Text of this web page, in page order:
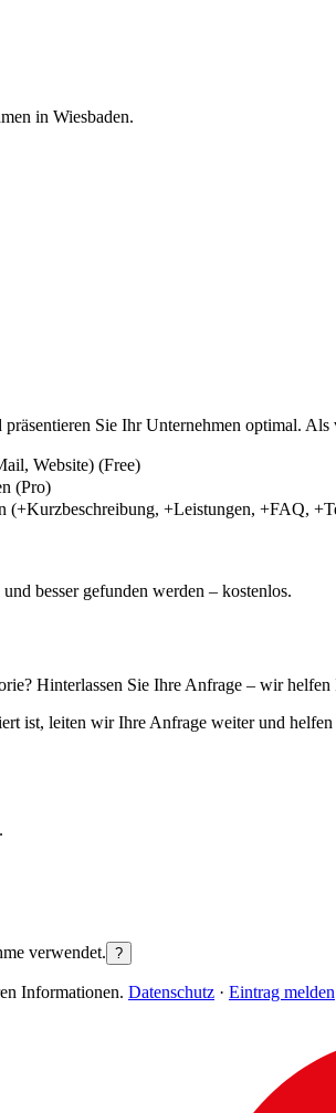
in Wiesbaden.
Sie Ihr Unternehmen optimal.
Website) (Free)
(Pro)
(+Kurzbeschreibung, +Leistungen, +FAQ,
besser gefunden werden – kostenlos.
Hinterlassen Sie Ihre Anfrage – wir helfen
ist, leiten wir Ihre Anfrage weiter und helfen
verwendet. ?
Informationen. Datenschutz · Eintrag melden